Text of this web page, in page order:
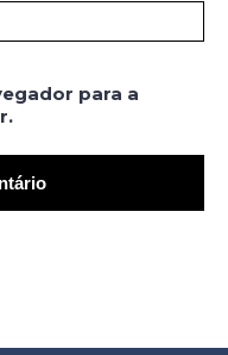
para a